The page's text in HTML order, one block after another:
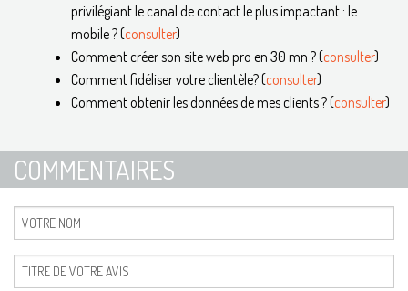
privilégiant le canal de contact le plus impactant : le
mobile ? (consulter)
Comment créer son site web pro en 30 mn ? (consulter)
Comment fidéliser votre clientèle? (consulter)
Comment obtenir les données de mes clients ? (consulter)
COMMENTAIRES